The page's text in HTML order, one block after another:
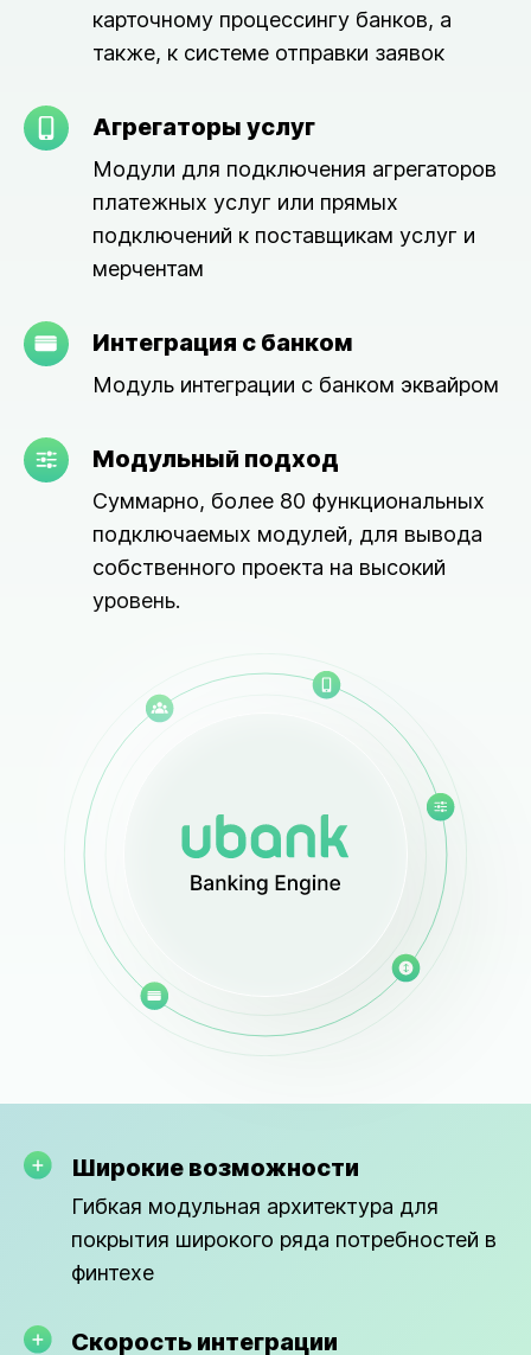
карточному процессингу банков, а
также, к системе отправки заявок
Агрегаторы услуг
Модули для подключения агрегаторов
платежных услуг или прямых
подключений к поставщикам услуг и
мерчентам
Интеграция с банком
Модуль интеграции с банком эквайром
Модульный подход
Суммарно, более 80 функциональных
подключаемых модулей, для вывода
собственного проекта на высокий
уровень.
Широкие возможности
Гибкая модульная архитектура для
покрытия широкого ряда потребностей в
финтехе
Скорость интеграции